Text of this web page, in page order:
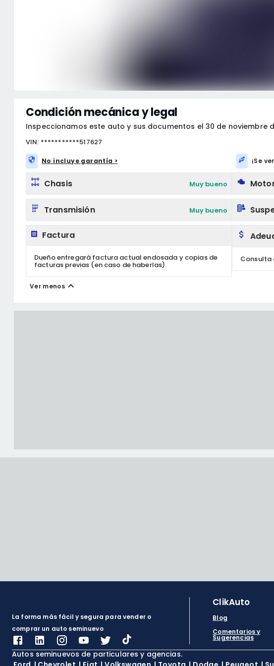
Condición mecánica y legal
Inspeccionamos este auto y sus documentos el 30 de noviembre
VIN: ***********517627
No incluye garantía > ¡Se
Chasis Muy bueno
Transmisión Muy bueno
Factura
Dueño entregará factura actual endosada y copias de
facturas previas (en caso de haberlas).
Consulta
Ver menos
La forma más fácil y segura para vender o
comprar un auto seminuevo
ClikAuto
Blog
Comentarios y
Sugerencias
Autos seminuevos de particulares y agencias.